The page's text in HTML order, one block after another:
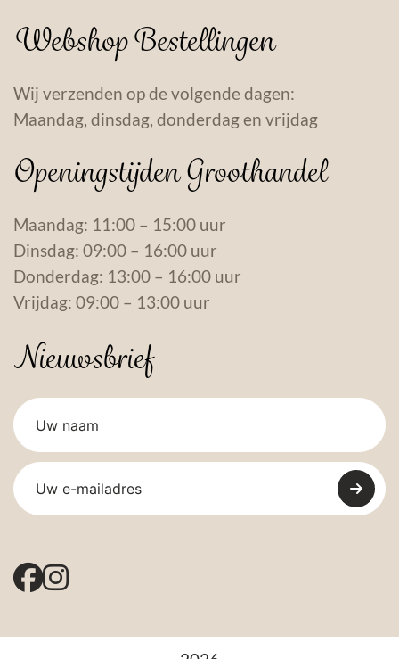
Webshop Bestellingen
Wij verzenden op de volgende dagen:
Maandag, dinsdag, donderdag en vrijdag
Openingstijden Groothandel
Maandag: 11:00 – 15:00 uur
Dinsdag: 09:00 – 16:00 uur
Donderdag: 13:00 – 16:00 uur
Vrijdag: 09:00 – 13:00 uur
Nieuwsbrief